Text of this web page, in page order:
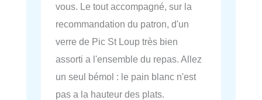
vous. Le tout accompagné, sur la
recommandation du patron, d'un
verre de Pic St Loup très bien
assorti a l'ensemble du repas. Allez
un seul bémol : le pain blanc n'est
pas a la hauteur des plats.